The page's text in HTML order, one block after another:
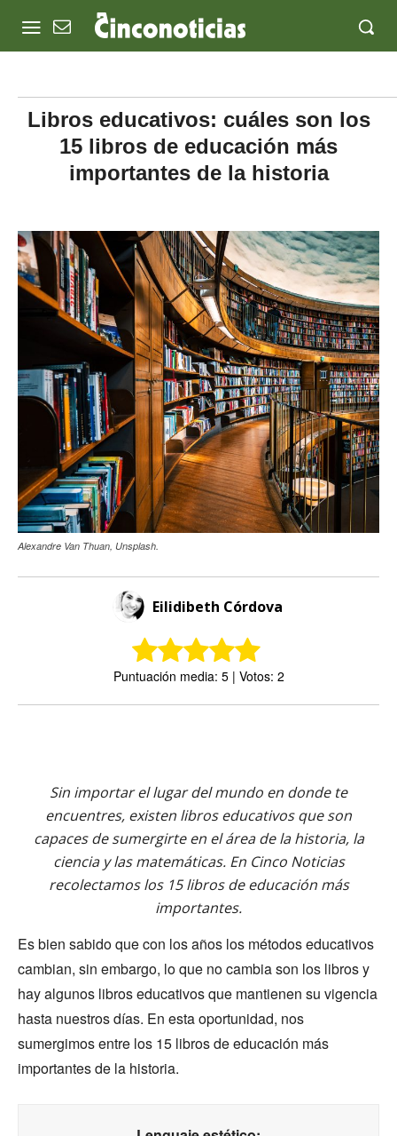
Libros educativos: cuáles son los
15 libros de educación más
importantes de la historia
Alexandre Van Thuan, Unsplash.
Eilidibeth Córdova
Puntuación media: 5 | Votos: 2
Sin importar el lugar del mundo en donde te
encuentres, existen libros educativos que son
capaces de sumergirte en el área de la historia, la
ciencia y las matemáticas. En Cinco Noticias
recolectamos los 15 libros de educación más
importantes.
Es bien sabido que con los años los métodos educativos
cambian, sin embargo, lo que no cambia son los libros y
hay algunos libros educativos que mantienen su vigencia
hasta nuestros días. En esta oportunidad, nos
sumergimos entre los 15 libros de educación más
importantes de la historia.